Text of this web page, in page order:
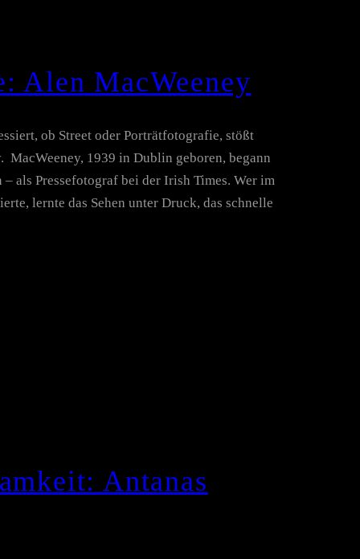
Alen MacWeeney
ob Street oder Porträtfotografie, stößt
1939 in Dublin geboren, begann
als Pressefotograf bei der Irish Times. Wer im
lernte das Sehen unter Druck, das schnelle
Antanas